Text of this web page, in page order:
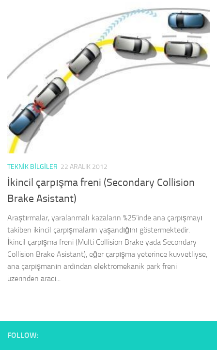
TEKNIK BILGILER 22 ARALIK 2012
İkincil çarpışma freni (Secondary Collision
Brake Asistant)
Araştırmalar, yaralanmalı kazaların %25’inde ana çarpışmayı
takiben ikincil çarpışmaların yaşandığını göstermektedir.
İkincil çarpışma freni (Multi Collision Brake yada Secondary
Collision Brake Asistant), eğer çarpışma yeterince kuvvetliyse,
ana çarpışmanın ardından elektromekanik park freni
üzerinden aracı...
FOLLOW: